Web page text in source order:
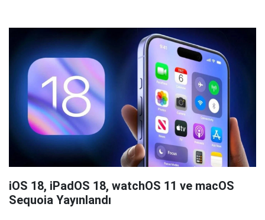
iOS 18, iPadOS 18, watchOS 11 ve macOS
Sequoia Yayınlandı